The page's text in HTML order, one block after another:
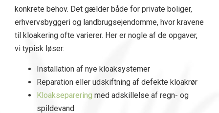
konkrete behov. Det gælder både for private boliger,
erhvervsbyggeri og landbrugsejendomme, hvor kravene
til kloakering ofte varierer. Her er nogle af de opgaver,
vi typisk løser:
Installation af nye kloaksystemer
Reparation eller udskiftning af defekte kloakrør
Kloakseparering med adskillelse af regn- og
spildevand